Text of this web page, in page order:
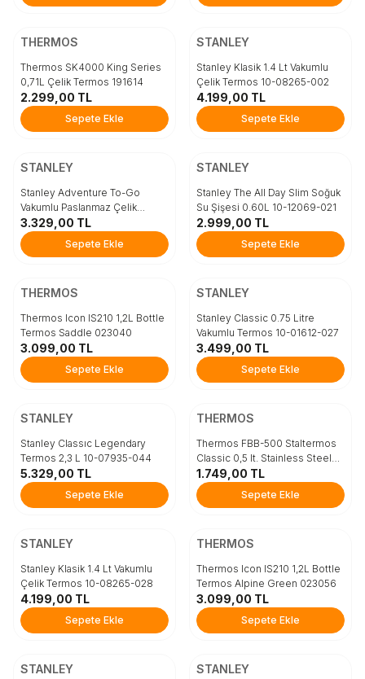
Beden
STD
Sepete Ekle
THERMOS
Thermos SK4000 King Series
0,71L Çelik Termos 191614
2.299,00 TL
Sepete Ekle
Beden
STD
Sepete Ekle
STANLEY
Stanley Klasik 1.4 Lt Vakumlu
Çelik Termos 10-08265-002
4.199,00 TL
Sepete Ekle
Beden
0,75 LT
Sepete Ekle
STANLEY
Stanley Adventure To-Go
Vakumlu Paslanmaz Çelik
Termos 0.75 Lt 10-10818-010
3.329,00 TL
Sepete Ekle
Beden
STD
Sepete Ekle
STANLEY
Stanley The All Day Slim Soğuk
Su Şişesi 0.60L 10-12069-021
2.999,00 TL
Sepete Ekle
Beden
STD
Sepete Ekle
THERMOS
Thermos Icon IS210 1,2L Bottle
Termos Saddle 023040
3.099,00 TL
Sepete Ekle
Beden
STD
Sepete Ekle
STANLEY
Stanley Classic 0.75 Litre
Vakumlu Termos 10-01612-027
3.499,00 TL
Sepete Ekle
Beden
STD
Sepete Ekle
STANLEY
Stanley Classıc Legendary
Termos 2,3 L 10-07935-044
5.329,00 TL
Sepete Ekle
Beden
STD
Sepete Ekle
THERMOS
Thermos FBB-500 Staltermos
Classic 0,5 lt. Stainless Steel
184093
1.749,00 TL
Sepete Ekle
Beden
STD
Sepete Ekle
STANLEY
Stanley Klasik 1.4 Lt Vakumlu
Çelik Termos 10-08265-028
4.199,00 TL
Sepete Ekle
Beden
STD
Sepete Ekle
THERMOS
Thermos Icon IS210 1,2L Bottle
Termos Alpine Green 023056
3.099,00 TL
Sepete Ekle
Beden
STANLEY Beden
STANLEY